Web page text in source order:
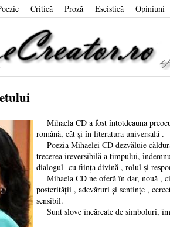
Critică Proză Eseistică Opiniuni
Mihaela CD a fost întotdeauna
română, cât și în literatura universală .
Poezia Mihaelei CD dezvăluie
trecerea ireversibilă a timpului,
dialogul cu ființa divină , rolul și
Mihaela CD ne oferă în dar, nouă ,
posterității , adevăruri și sentințe ,
sensibil.
Sunt slove încărcate de simboluri,